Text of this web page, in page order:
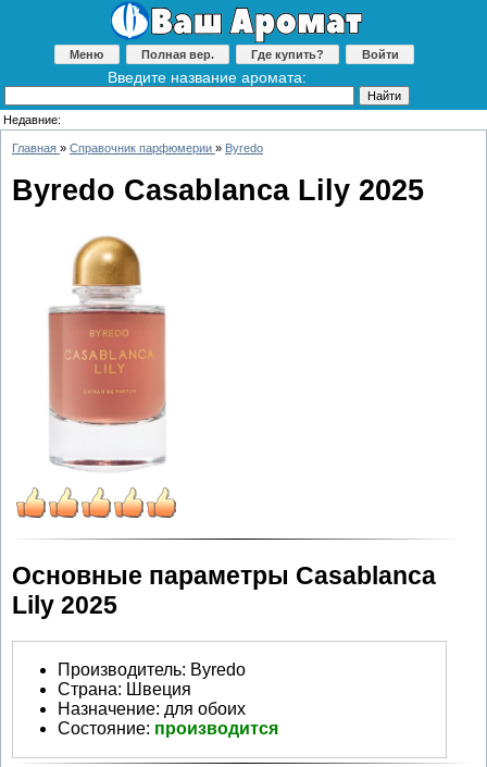
Меню Полная вер. Где купить? Войти
Введите название аромата:
Недавние:
Главная » Справочник парфюмерии » Byredo
Byredo Casablanca Lily 2025
Основные параметры Casablanca
Lily 2025
Производитель: Byredo
Страна: Швеция
Назначение: для обоих
Состояние: производится